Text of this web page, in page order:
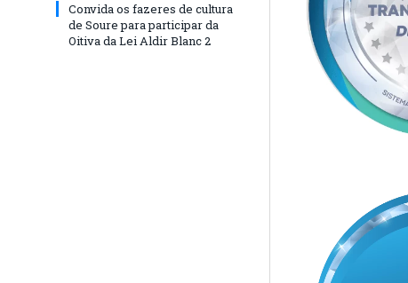
Convida os fazeres de cultura
de Soure para participar da
Oitiva da Lei Aldir Blanc 2